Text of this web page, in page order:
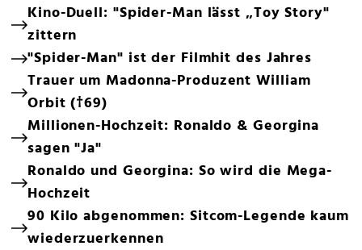
Kino-Duell: "Spider-Man lässt „Toy Story"
zittern
"Spider-Man" ist der Filmhit des Jahres
Trauer um Madonna-Produzent William
Orbit (†69)
Millionen-Hochzeit: Ronaldo & Georgina
sagen "Ja"
Ronaldo und Georgina: So wird die Mega-
Hochzeit
90 Kilo abgenommen: Sitcom-Legende kaum
wiederzuerkennen